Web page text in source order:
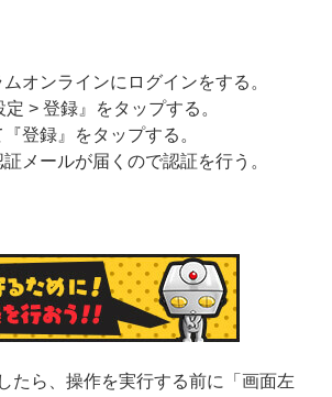
オンラインにログインをする。
> 登録』をタップする。
登録』をタップする。
メールが届くので認証を行う。
たら、操作を実行する前に「画面左